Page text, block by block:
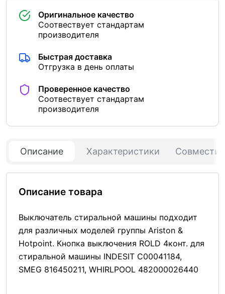
Оригинальное качество
Соотвествует стандартам
производителя
Быстрая доставка
Отгрузка в день оплаты
Проверенное качество
Соотвествует стандартам
производителя
Описание Характеристики
Описание товара
Выключатель стиральной машины подходит
для различных моделей группы Ariston &
Hotpoint. Кнопка выключения ROLD 4конт. для
стиральной машины INDESIT C00041184,
SMEG 816450211, WHIRLPOOL 482000026440